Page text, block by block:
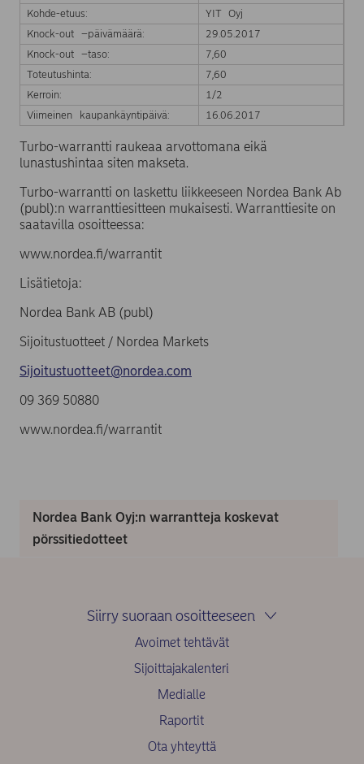
Kohde-etuus:
YIT Oyj
Knock-out –päivämäärä:
29.05.2017
Knock-out –taso:
7,60
Toteutushinta:
7,60
Kerroin:
1/2
Viimeinen kaupankäyntipäivä:
16.06.2017
Turbo-warrantti raukeaa arvottomana eikä
lunastushintaa siten makseta.
Turbo-warrantti on laskettu liikkeeseen Nordea Bank Ab
(publ):n warranttiesitteen mukaisesti. Warranttiesite on
saatavilla osoitteessa:
www.nordea.fi/warrantit
Lisätietoja:
Nordea Bank AB (publ)
Sijoitustuotteet / Nordea Markets
Sijoitustuotteet@nordea.com
09 369 50880
www.nordea.fi/warrantit
Nordea Bank Oyj:n warrantteja koskevat
pörssitiedotteet
Siirry suoraan osoitteeseen
Avoimet tehtävät
Sijoittajakalenteri
Medialle
Raportit
Ota yhteyttä